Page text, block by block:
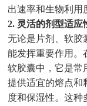
出速率和生物利用
2. 灵活的剂型适应
无论是片剂、软胶
能发挥重要作用。
软胶囊中，它是常
提供适宜的熔点和
度和保湿性。这种